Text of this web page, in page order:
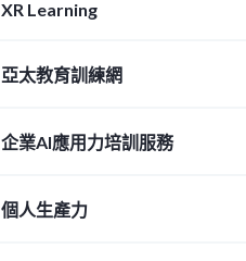
XR Learning
亞太教育訓練網
企業AI應用力培訓服務
個人生產力